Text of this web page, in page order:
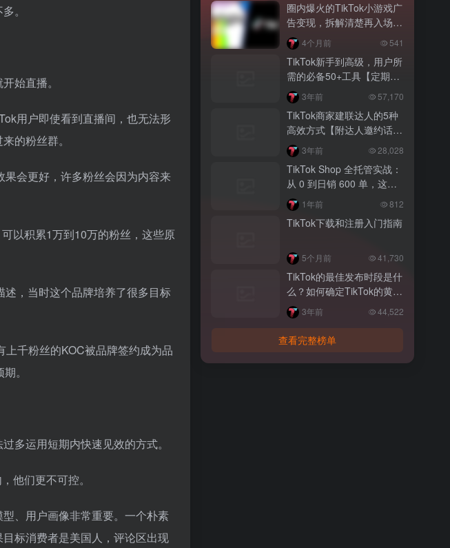
。
始直播。
用户即使看到直播间，也无法形
的粉丝群。
果会更好，许多粉丝会因为内容来
以积累1万到10万的粉丝，这些原
述，当时这个品牌培养了很多目标
千粉丝的KOC被品牌签约成为品
。
多运用短期内快速见效的方式。
他们更不可控。
、用户画像非常重要。一个朴素
标消费者是美国人，评论区出现
圈内爆火的TikTok小游戏广
告变现，拆解清楚再入场，
别盲目跟风
4个月前 541
TikTok新手到高级，用户所
需的必备50+工具【定期更
新】3年前 57,170
TikTok商家建联达人的5种
高效方式【附达人邀约话
术】3年前 28,028
TikTok Shop 全托管实战：
从 0 到日销 600 单，这家
服饰商的 3 步爆单密码
1年前 812
TikTok下载和注册入门指南
5个月前 41,730
TikTok的最佳发布时段是什
么？如何确定TikTok的黄金
发布时间？
3年前 44,522
查看完整榜单